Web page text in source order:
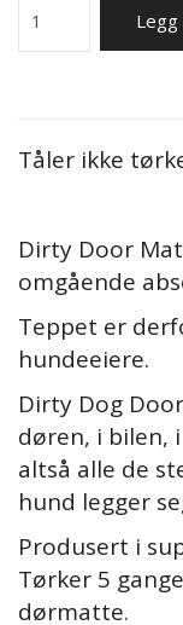
Legg
Tåler ikke
Dirty Door
omgående
Teppet er
hundeeiere.
Dirty Dog
døren, i bilen,
altså alle de
hund legger
Produsert i
Tørker 5
dørmatte.